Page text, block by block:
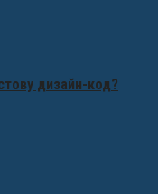
дизайн-код?